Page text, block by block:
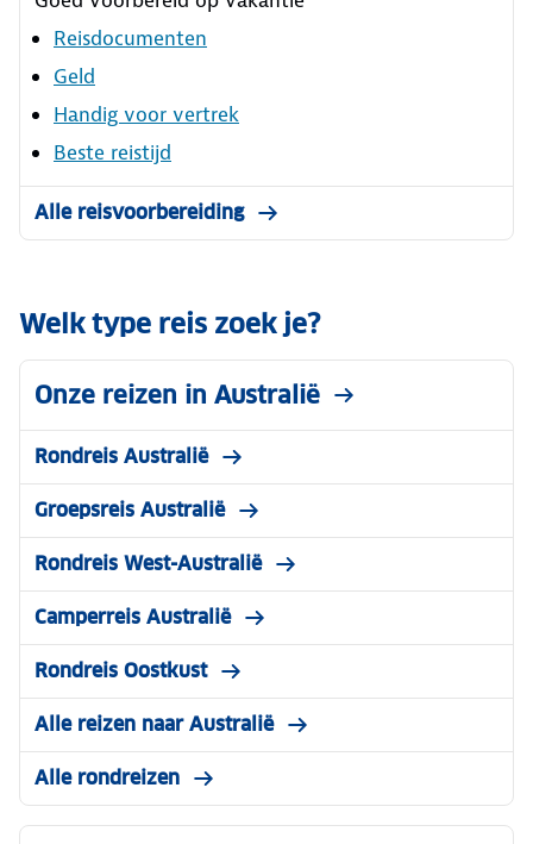
Reisdocumenten
Geld
Handig voor vertrek
Beste reistijd
Alle reisvoorbereiding
Welk type reis zoek je?
Onze reizen in Australië
Rondreis Australië
Groepsreis Australië
Rondreis West-Australië
Camperreis Australië
Rondreis Oostkust
Alle reizen naar Australië
Alle rondreizen